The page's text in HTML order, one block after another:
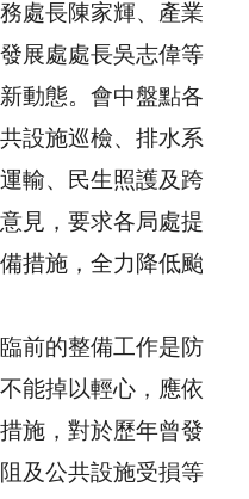
處長陳家輝、產業
展處處長吳志偉等
動態。會中盤點各
設施巡檢、排水系
輸、民生照護及跨
見，要求各局處提
措施，全力降低颱
前的整備工作是防
能掉以輕心，應依
施，對於歷年曾發
及公共設施受損等